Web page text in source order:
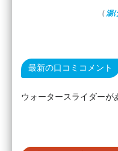
( 湯
最新の口コミコメント
ウォータースライダーが